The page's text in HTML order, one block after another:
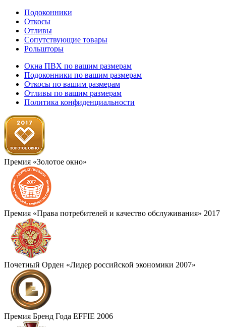
Подоконники
Откосы
Отливы
Сопутствующие товары
Рольшторы
Окна ПВХ по вашим размерам
Подоконники по вашим размерам
Откосы по вашим размерам
Отливы по вашим размерам
Политика конфиденциальности
Премия «Золотое окно»
Премия «Права потребителей и качество обслуживания» 2017
Почетный Орден «Лидер российской экономики 2007»
Премия Бренд Года EFFIE 2006